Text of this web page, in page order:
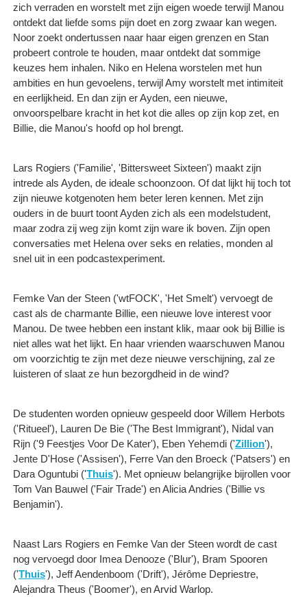
zich verraden en worstelt met zijn eigen woede terwijl Manou
ontdekt dat liefde soms pijn doet en zorg zwaar kan wegen.
Noor zoekt ondertussen naar haar eigen grenzen en Stan
probeert controle te houden, maar ontdekt dat sommige
keuzes hem inhalen. Niko en Helena worstelen met hun
ambities en hun gevoelens, terwijl Amy worstelt met intimiteit
en eerlijkheid. En dan zijn er Ayden, een nieuwe,
onvoorspelbare kracht in het kot die alles op zijn kop zet, en
Billie, die Manou's hoofd op hol brengt.
Lars Rogiers ('Familie', 'Bittersweet Sixteen') maakt zijn
intrede als Ayden, de ideale schoonzoon. Of dat lijkt hij toch tot
zijn nieuwe kotgenoten hem beter leren kennen. Met zijn
ouders in de buurt toont Ayden zich als een modelstudent,
maar zodra zij weg zijn komt zijn ware ik boven. Zijn open
conversaties met Helena over seks en relaties, monden al
snel uit in een podcastexperiment.
Femke Van der Steen ('wtFOCK', 'Het Smelt') vervoegt de
cast als de charmante Billie, een nieuwe love interest voor
Manou. De twee hebben een instant klik, maar ook bij Billie is
niet alles wat het lijkt. En haar vrienden waarschuwen Manou
om voorzichtig te zijn met deze nieuwe verschijning, zal ze
luisteren of slaat ze hun bezorgdheid in de wind?
De studenten worden opnieuw gespeeld door Willem Herbots
('Ritueel'), Lauren De Bie ('The Best Immigrant'), Nidal van
Rijn ('9 Feestjes Voor De Kater'), Eben Yehemdi ('Zillion'),
Jente D'Hose ('Assisen'), Ferre Van den Broeck ('Patsers') en
Dara Oguntubi ('Thuis'). Met opnieuw belangrijke bijrollen voor
Tom Van Bauwel ('Fair Trade') en Alicia Andries ('Billie vs
Benjamin').
Naast Lars Rogiers en Femke Van der Steen wordt de cast
nog vervoegd door Imea Denooze ('Blur'), Bram Spooren
('Thuis'), Jeff Aendenboom ('Drift'), Jérôme Depriestre,
Alejandra Theus ('Boomer'), en Arvid Warlop.